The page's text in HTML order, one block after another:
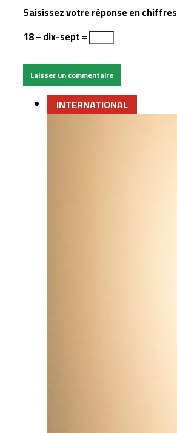
Saisissez votre réponse en chiffres
18 − dix-sept =
INTERNATIONAL